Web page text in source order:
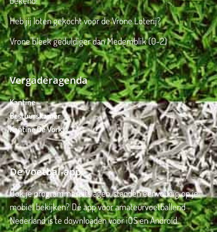
Heb jij loten gekocht voor de Vrone Loterij?
Vrone bleek geduldiger dan Medemblik (0-2)
Vergaderagenda
Kantine
Bestuurskamer
Kantine De Vork
De voetbal-app
Ook je programma, uitslagen, standen eenvoudig op je
mobiel bekijken? Dé app voor amateurvoetballend
Nederland is te downloaden voor iOS en Android.